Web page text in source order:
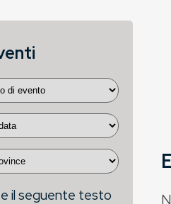
il seguente testo